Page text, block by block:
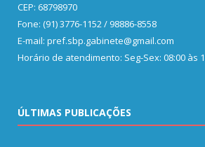
CEP: 68798970
Fone: (91) 3776-1152 / 98886-8558
E-mail: pref.sbp.gabinete@gmail.com
Horário de atendimento: Seg-Sex: 08:00 às
ÚLTIMAS PUBLICAÇÕES